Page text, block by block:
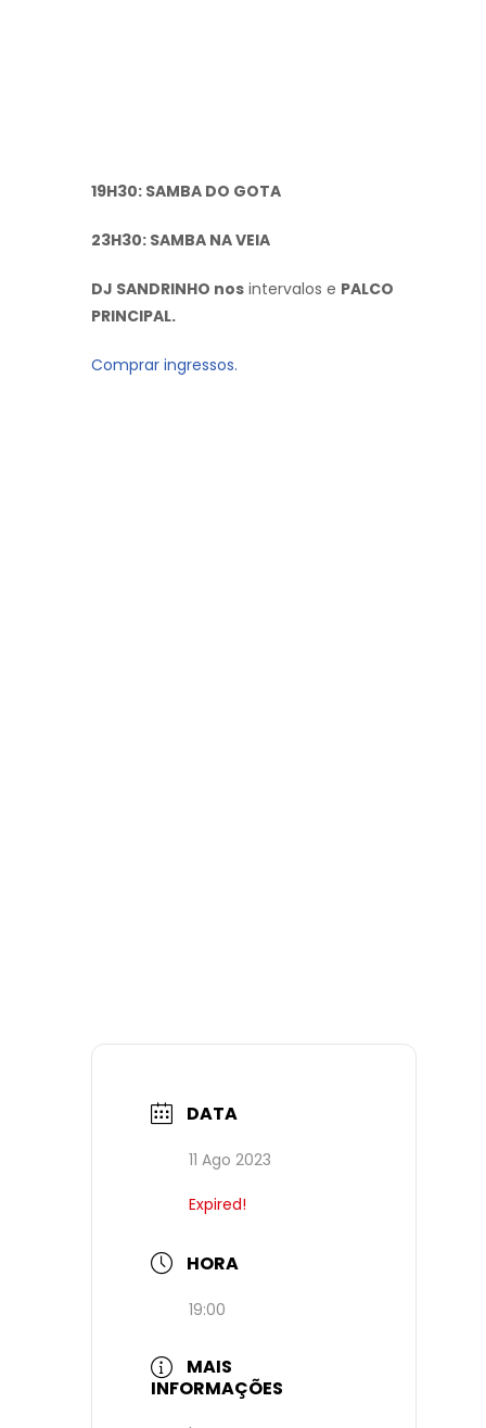
19H30: SAMBA DO GOTA
23H30: SAMBA NA VEIA
DJ SANDRINHO nos intervalos e PALCO
PRINCIPAL.
Comprar ingressos.
DATA
11 Ago 2023
Expired!
HORA
19:00
MAIS
INFORMAÇÕES